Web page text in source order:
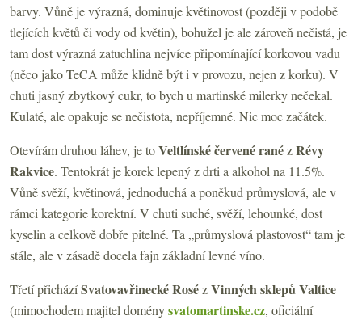
barvy. Vůně je výrazná, dominuje květinovost (později v podobě
tlejících květů či vody od květin), bohužel je ale zároveň nečistá, je
tam dost výrazná zatuchlina nejvíce připomínající korkovou vadu
(něco jako TeCA může klidně být i v provozu, nejen z korku). V
chuti jasný zbytkový cukr, to bych u martinské milerky nečekal.
Kulaté, ale opakuje se nečistota, nepříjemné. Nic moc začátek.
Otevírám druhou láhev, je toVeltlínské červené ranézRévy
Rakvice. Tentokrát je korek lepený z drti a alkohol na 11.5%.
Vůně svěží, květinová, jednoduchá a poněkud průmyslová, ale v
rámci kategorie korektní. V chuti suché, svěží, lehounké, dost
kyselin a celkově dobře pitelné. Ta „průmyslová plastovost“ tam je
stále, ale v zásadě docela fajn základní levné víno.
Třetí přicházíSvatovavřinecké RosézVinných sklepů Valtice
(mimochodem majitel doménysvatomartinske.cz, oficiální